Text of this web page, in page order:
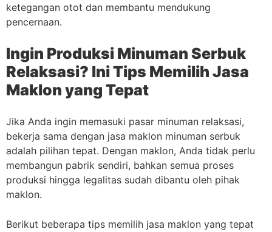
ketegangan otot dan membantu mendukung
pencernaan.
Ingin Produksi Minuman Serbuk
Relaksasi? Ini Tips Memilih Jasa
Maklon yang Tepat
Jika Anda ingin memasuki pasar minuman relaksasi,
bekerja sama dengan jasa maklon minuman serbuk
adalah pilihan tepat. Dengan maklon, Anda tidak perlu
membangun pabrik sendiri, bahkan semua proses
produksi hingga legalitas sudah dibantu oleh pihak
maklon.
Berikut beberapa tips memilih jasa maklon yang tepat